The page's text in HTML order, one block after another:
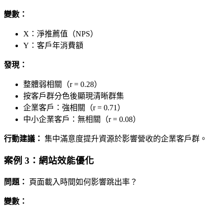
變數：
X：淨推薦值（NPS）
Y：客戶年消費額
發現：
整體弱相關（r = 0.28）
按客戶群分色後顯現清晰群集
企業客戶：強相關（r = 0.71）
中小企業客戶：無相關（r = 0.08）
行動建議： 集中滿意度提升資源於影響營收的企業客戶群。
案例 3：網站效能優化
問題： 頁面載入時間如何影響跳出率？
變數：